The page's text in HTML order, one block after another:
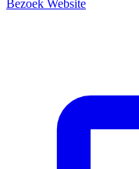
Bezoek Website